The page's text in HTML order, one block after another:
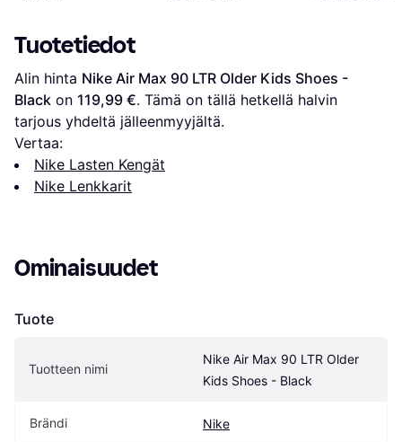
Tuotetiedot
Alin hinta Nike Air Max 90 LTR Older Kids Shoes -
Black on 119,99 €. Tämä on tällä hetkellä halvin
tarjous yhdeltä jälleenmyyjältä.
Vertaa:
Nike Lasten Kengät
Nike Lenkkarit
Ominaisuudet
Tuote
Tuotteen nimi
Nike Air Max 90 LTR Older
Kids Shoes - Black
Brändi Nike